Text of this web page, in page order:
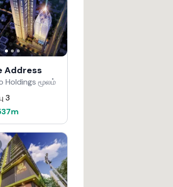
Address
Holdings மூலம்
3